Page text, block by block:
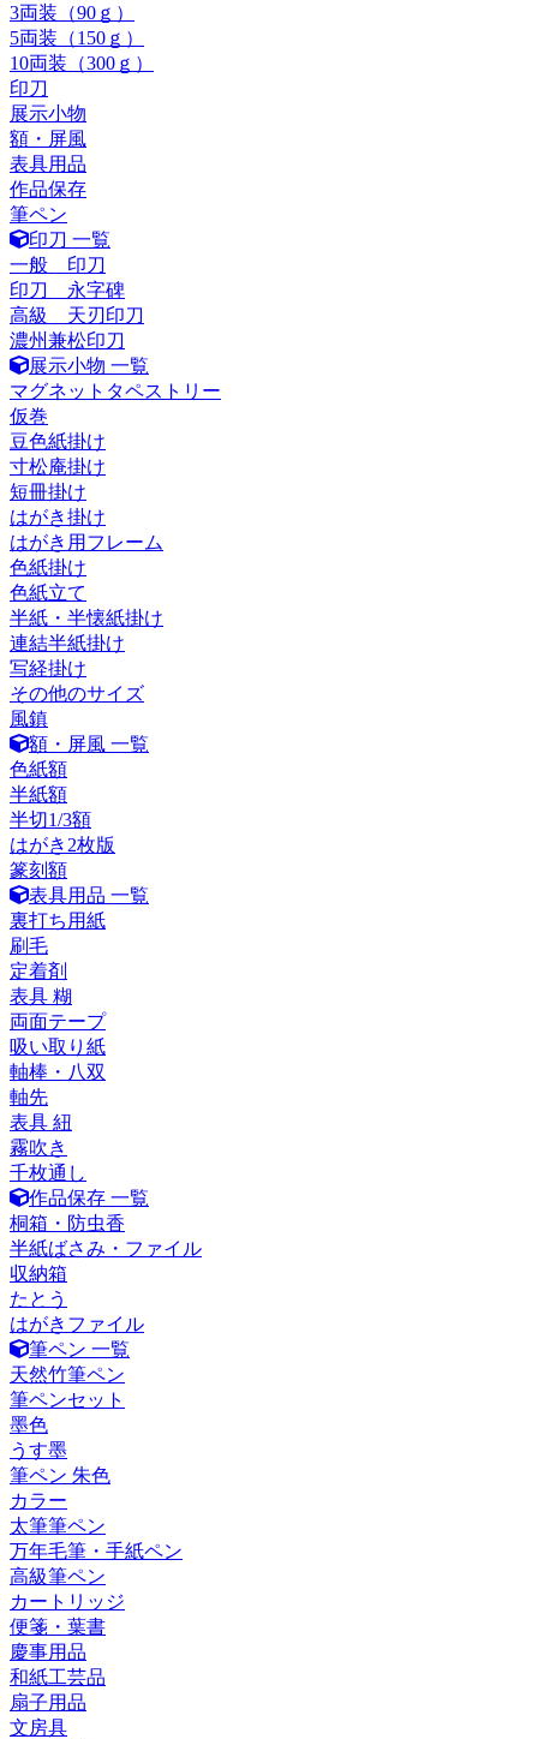
3両装（90ｇ）
5両装（150ｇ）
10両装（300ｇ）
印刀
展示小物
額・屏風
表具用品
作品保存
筆ペン
印刀 一覧
一般 印刀
印刀 永字碑
高級 天刃印刀
濃州兼松印刀
展示小物 一覧
マグネットタペストリー
仮巻
豆色紙掛け
寸松庵掛け
短冊掛け
はがき掛け
はがき用フレーム
色紙掛け
色紙立て
半紙・半懐紙掛け
連結半紙掛け
写経掛け
その他のサイズ
風鎮
額・屏風 一覧
色紙額
半紙額
半切1/3額
はがき2枚版
篆刻額
表具用品 一覧
裏打ち用紙
刷毛
定着剤
表具 糊
両面テープ
吸い取り紙
軸棒・八双
軸先
表具 紐
霧吹き
千枚通し
作品保存 一覧
桐箱・防虫香
半紙ばさみ・ファイル
収納箱
たとう
はがきファイル
筆ペン 一覧
天然竹筆ペン
筆ペンセット
墨色
うす墨
筆ペン 朱色
カラー
太筆筆ペン
万年毛筆・手紙ペン
高級筆ペン
カートリッジ
便箋・葉書
慶事用品
和紙工芸品
扇子用品
文房具